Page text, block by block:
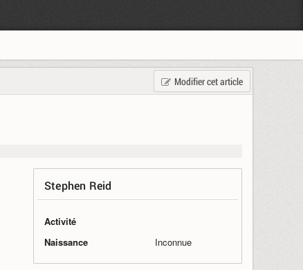
Modifier cet article
Stephen Reid
Activité
Naissance
Inconnue